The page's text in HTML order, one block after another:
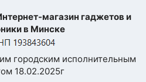
магазин гаджетов и
в Минске
городским исполнительным
18.02.2025г